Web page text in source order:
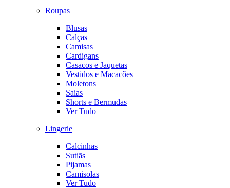
Roupas
Blusas
Calças
Camisas
Cardigans
Casacos e Jaquetas
Vestidos e Macacões
Moletons
Saias
Shorts e Bermudas
Ver Tudo
Lingerie
Calcinhas
Sutiãs
Pijamas
Camisolas
Ver Tudo